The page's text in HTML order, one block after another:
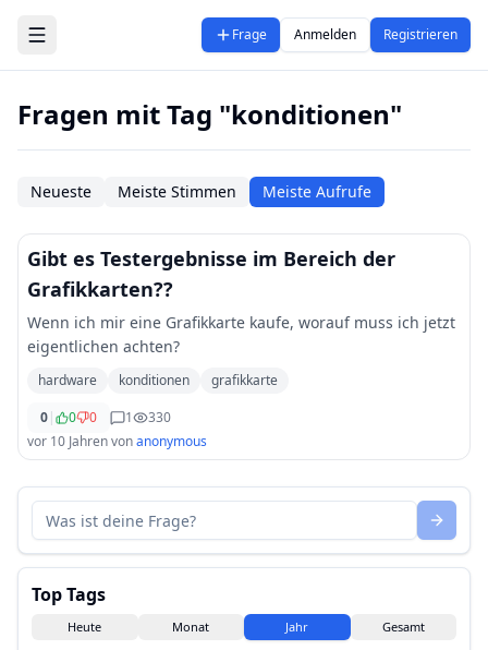
Zum Hauptinhalt springen
Frage Anmelden Registrieren
Fragen mit Tag "konditionen"
Neueste Meiste Stimmen Meiste Aufrufe
Gibt es Testergebnisse im Bereich der
Grafikkarten??
Wenn ich mir eine Grafikkarte kaufe, worauf muss ich jetzt
eigentlichen achten?
hardware konditionen
grafikkarte
0| 0 0 1
330
vor 10 Jahrenvonanonymous
Top Tags
Heute Monat Jahr Gesamt